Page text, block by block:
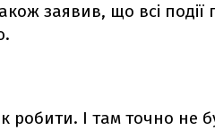
заявив, що всі події
робити. І там точно не